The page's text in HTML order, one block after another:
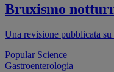
Bruxismo
Una revisione pubblicata
Popular Science
Gastroenterologia